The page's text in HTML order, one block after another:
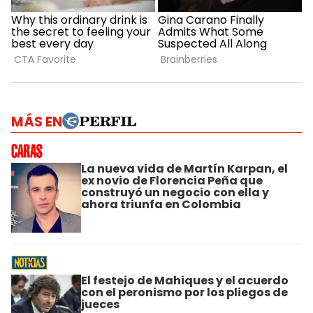
MÁS EN
La nueva vida de Martín Karpan, el
ex novio de Florencia Peña que
construyó un negocio con ella y
ahora triunfa en Colombia
El festejo de Mahiques y el acuerdo
con el peronismo por los pliegos de
jueces